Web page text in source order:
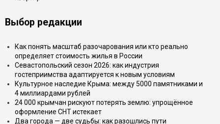
Выбор редакции
Как понять масштаб разочарования или кто реально
определяет стоимость жилья в России
Севастопольский сезон 2026: как индустрия
гостеприимства адаптируется к новым условиям
Культурное наследие Крыма: между 5000 памятниками и
4 миллиардами рублей
24 000 крымчан рискуют потерять землю: упрощённое
оформление СНТ истекает
Два города — две судьбы: как разошлись пути